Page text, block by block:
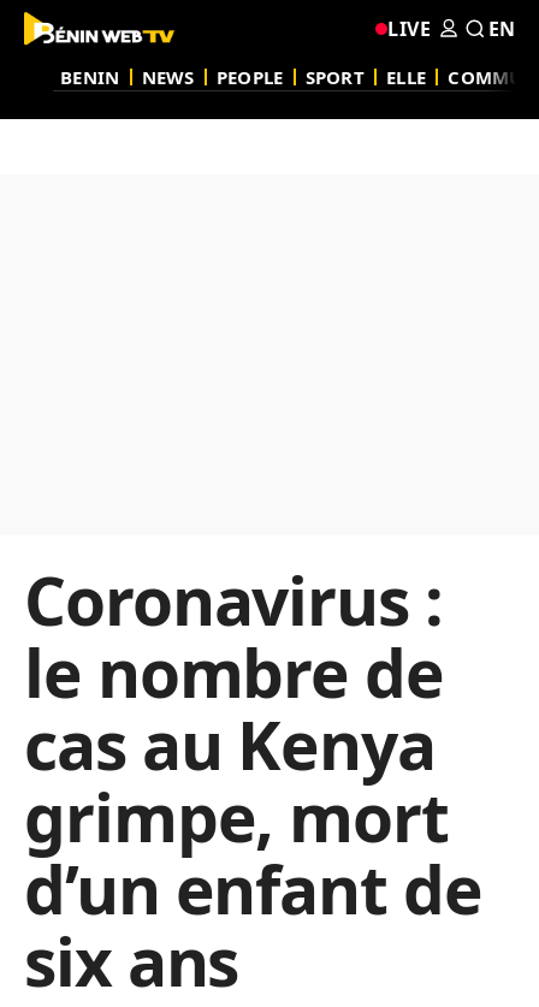
BENIN NEWS PEOPLE SPORT ELLE
LIVE EN
Coronavirus :
le nombre de
cas au Kenya
grimpe, mort
d’un enfant de
six ans